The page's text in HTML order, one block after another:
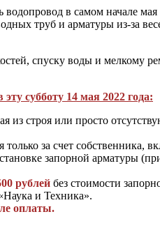
водопровод в самом начале
труб и арматуры из-за
спуску воды и мелкому
субботу 14 мая 2022 года:
строя или просто
за счет собственника,
запорной арматуры
рублей без стоимости
и Техника».
оплаты.